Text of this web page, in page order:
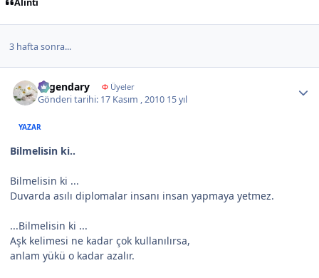
Alıntı
3 hafta sonra...
Legendary ΦÜyeler
Gönderi tarihi: 17 Kasım , 2010 15 yıl
YAZAR
Bilmelisin ki..
Bilmelisin ki ...
Duvarda asılı diplomalar insanı insan yapmaya yetmez.
...Bilmelisin ki ...
Aşk kelimesi ne kadar çok kullanılırsa,
anlam yükü o kadar azalır.